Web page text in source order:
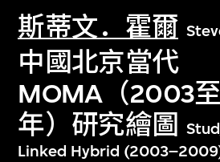
斯蒂文．霍爾
中國北京當代
MOMA（2003
年）研究繪圖
Linked Hybrid
文化藏品。